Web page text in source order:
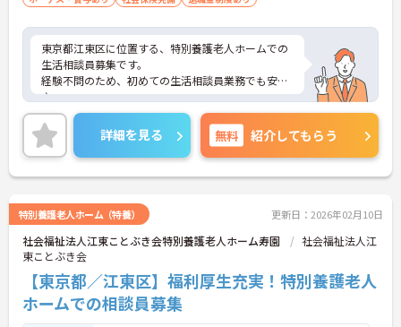
東京都江東区に位置する、特別養護老人ホームでの
生活相談員募集です。
経験不問のため、初めての生活相談員業務でも安心
♪
育児休暇取得実績ありのため、お子様のいるご家庭
の方も安心して就業できます。
ご興味のある方は面接のポイントをお伝えいたしま
すので、お気軽にお問い合わせください。
詳細を見る 無料 紹介してもらう
特別養護老人ホーム（特養） 更新日：2026年02月10日
社会福祉法人江東ことぶき会特別養護老人ホーム寿園
社会福祉法人江
東ことぶき会
【東京都／江東区】福利厚生充実！特別養護老人
ホームでの相談員募集